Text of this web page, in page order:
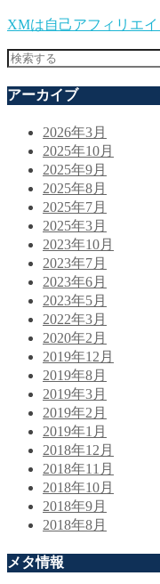
XMは自己アフィリエ
アーカイブ
2026年3月
2025年10月
2025年9月
2025年8月
2025年7月
2025年3月
2023年10月
2023年7月
2023年6月
2023年5月
2022年3月
2020年2月
2019年12月
2019年8月
2019年3月
2019年2月
2019年1月
2018年12月
2018年11月
2018年10月
2018年9月
2018年8月
メタ情報